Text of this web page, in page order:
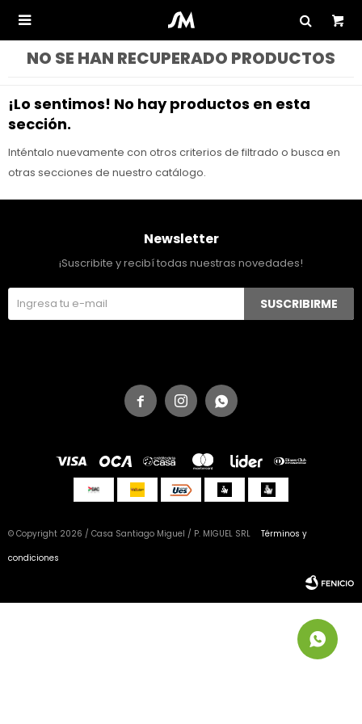

NO SE HAN RECUPERADO PRODUCTOS
¡Lo sentimos! No hay productos en esta
sección.
Inténtalo nuevamente con otros criterios de filtrado o busca en
otras secciones de nuestro catálogo.
  
Newsletter
¡Suscribite y recibí todas nuestras novedades!
SUSCRIBIRME
© Copyright 2026 / Casa Santiago Miguel / P. MIGUEL SRL
Términos y
condiciones